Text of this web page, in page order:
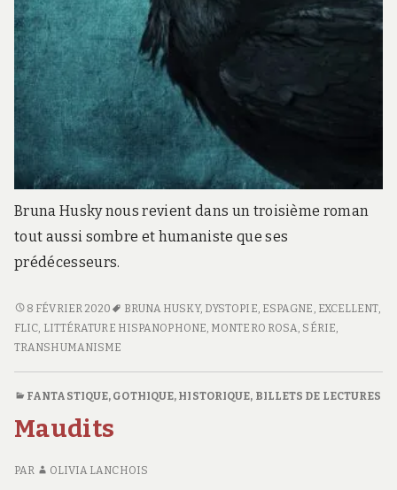
Bruna Husky nous revient dans un troisième roman
tout aussi sombre et humaniste que ses
prédécesseurs.
<SPAN
CLASS="ENTRY-
TITLE-
LA
<SPAN
8 FÉVRIER 2020 BRUNA HUSKY, DYSTOPIE ESPAGNE EXCELLENT,
FLIC LITTÉRATURE HISPANOPHONE MONTERO ROSA SÉRIE
TRANSHUMANISME
FANTASTIQUE, GOTHIQUE, HISTORIQUE, BILLETS DE LECTURES
Maudits
PAR OLIVIA LANCHOIS